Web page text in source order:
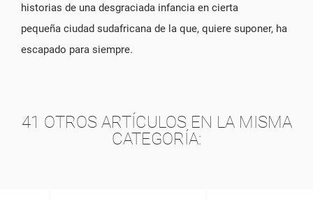
historias de una desgraciada infancia en cierta
pequeña ciudad sudafricana de la que, quiere suponer, ha
escapado para siempre.
41 OTROS ARTÍCULOS EN LA MISMA
CATEGORÍA: